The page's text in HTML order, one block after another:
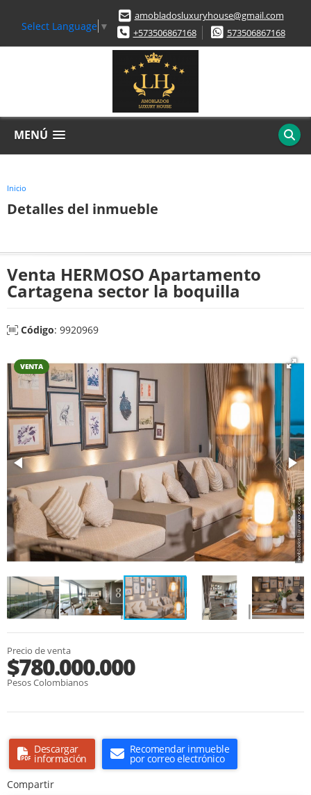
Select Language ▼
amobladosluxuryhouse@gmail.com
+573506867168
573506867168
MENÚ
Inicio
Detalles del inmueble
Venta HERMOSO Apartamento
Cartagena sector la boquilla
Código: 9920969
VENTA
Precio de venta
$780.000.000
Pesos Colombianos
Descargar
información
Recomendar inmueble
por correo electrónico
Compartir